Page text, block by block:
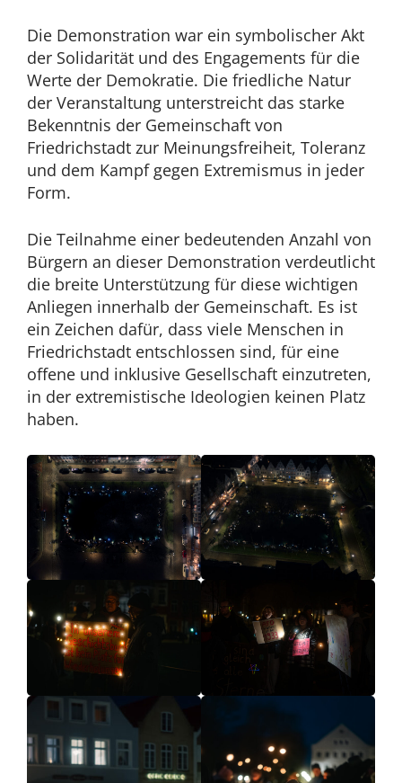
Die Demonstration war ein symbolischer Akt
der Solidarität und des Engagements für die
Werte der Demokratie. Die friedliche Natur
der Veranstaltung unterstreicht das starke
Bekenntnis der Gemeinschaft von
Friedrichstadt zur Meinungsfreiheit, Toleranz
und dem Kampf gegen Extremismus in jeder
Form.
Die Teilnahme einer bedeutenden Anzahl von
Bürgern an dieser Demonstration verdeutlicht
die breite Unterstützung für diese wichtigen
Anliegen innerhalb der Gemeinschaft. Es ist
ein Zeichen dafür, dass viele Menschen in
Friedrichstadt entschlossen sind, für eine
offene und inklusive Gesellschaft einzutreten,
in der extremistische Ideologien keinen Platz
haben.